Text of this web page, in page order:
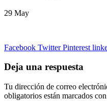
29 May
Facebook Twitter Pinterest
Deja una respuesta
Tu dirección de correo
obligatorios están marcados con